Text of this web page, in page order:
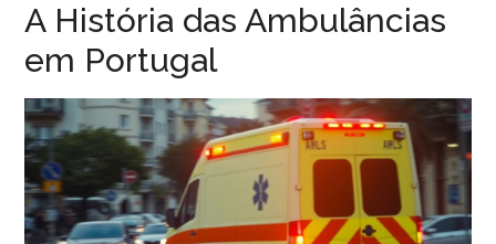
A História das Ambulâncias
em Portugal